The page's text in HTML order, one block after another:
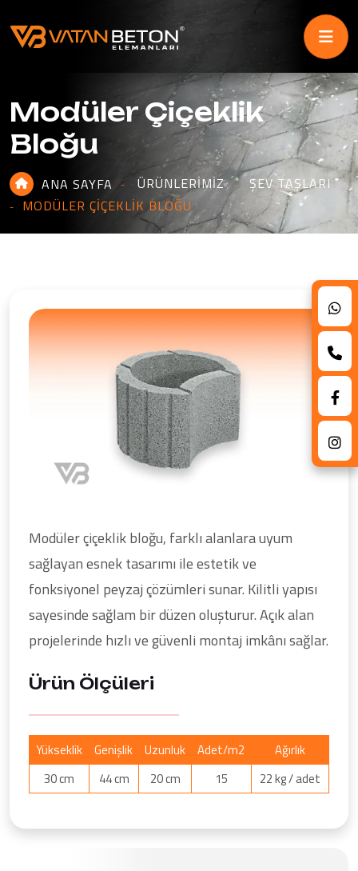
Modüler Çiçeklik
Bloğu
ANA SAYFA ÜRÜNLERIMIZ
ŞEV TAŞLARI
MODÜLER ÇIÇEKLIK BLOĞU
Modüler çiçeklik bloğu, farklı alanlara uyum
sağlayan esnek tasarımı ile estetik ve
fonksiyonel peyzaj çözümleri sunar. Kilitli yapısı
sayesinde sağlam bir düzen oluşturur. Açık alan
projelerinde hızlı ve güvenli montaj imkânı sağlar.
Ürün Ölçüleri
Yükseklik Genişlik Uzunluk Adet/m2
Ağırlık
30 cm
44 cm 20 cm 15 22 kg / adet